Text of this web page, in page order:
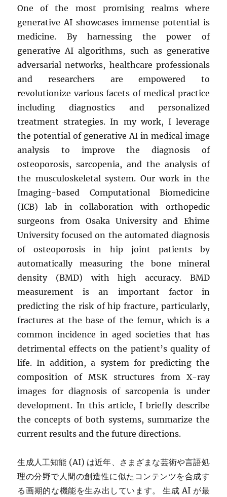
One of the most promising realms where
generative AI showcases immense potential is
medicine. By harnessing the power of
generative AI algorithms, such as generative
adversarial networks, healthcare professionals
and researchers are empowered to
revolutionize various facets of medical practice
including diagnostics and personalized
treatment strategies. In my work, I leverage
the potential of generative AI in medical image
analysis to improve the diagnosis of
osteoporosis, sarcopenia, and the analysis of
the musculoskeletal system. Our work in the
Imaging-based Computational Biomedicine
(ICB) lab in collaboration with orthopedic
surgeons from Osaka University and Ehime
University focused on the automated diagnosis
of osteoporosis in hip joint patients by
automatically measuring the bone mineral
density (BMD) with high accuracy. BMD
measurement is an important factor in
predicting the risk of hip fracture, particularly,
fractures at the base of the femur, which is a
common incidence in aged societies that has
detrimental effects on the patient’s quality of
life. In addition, a system for predicting the
composition of MSK structures from X-ray
images for diagnosis of sarcopenia is under
development. In this article, I briefly describe
the concepts of both systems, summarize the
current results and the future directions.
生成人工知能 (AI) は近年、さまざまな芸術や言語処
理の分野で人間の創造性に似たコンテンツを合成す
る画期的な機能を生み出しています。 生成 AI が最